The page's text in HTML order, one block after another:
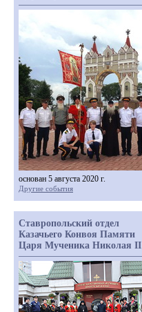
основан 5 августа 2020 г.
Другие события
Ставропольский отдел
Казачьего Конвоя Памяти
Царя Мученика Николая II